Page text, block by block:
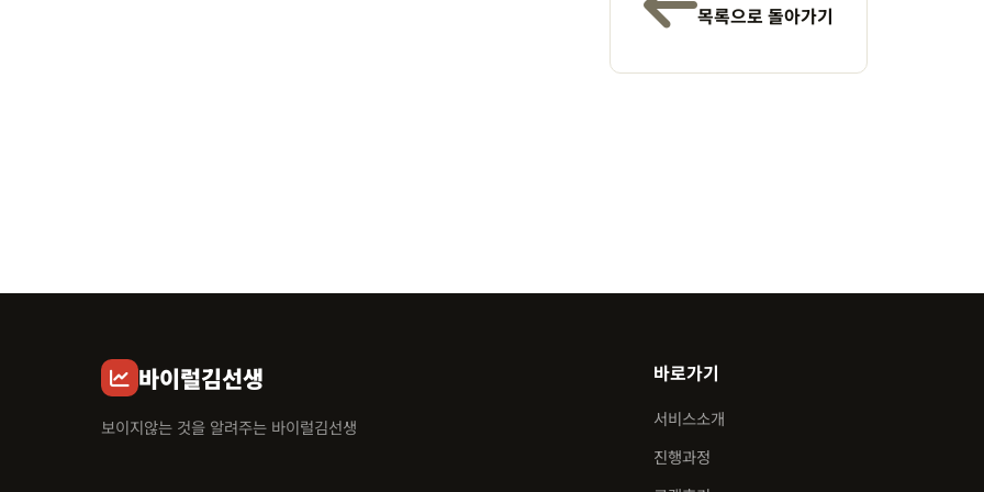
목록으로 돌아가기
바이럴김선생
보이지않는 것을 알려주는 바이럴김선생
바로가기
서비스소개
진행과정